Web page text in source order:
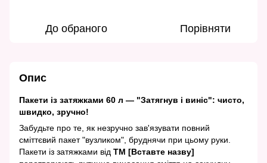
До обраного Порівняти
Опис
Пакети із затяжками 60 л — "Затягнув і виніс": чисто,
швидко, зручно!
Забудьте про те, як незручно зав'язувати повний
сміттєвий пакет "вузликом", бруднячи при цьому руки.
Пакети із затяжками від ТМ [Вставте назву]